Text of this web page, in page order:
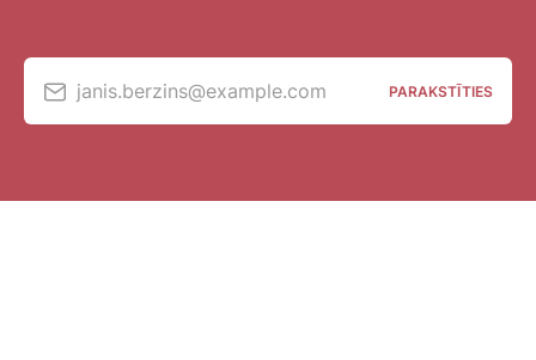
janis.berzins@example.com PARAKSTĪTIES